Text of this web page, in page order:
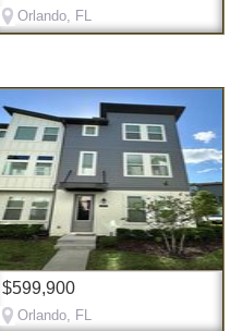
Orlando, FL
$599,900
Orlando, FL